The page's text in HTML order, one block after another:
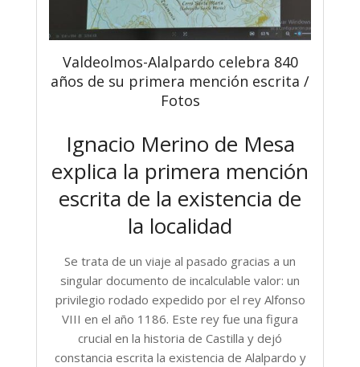
Valdeolmos-Alalpardo celebra 840
años de su primera mención escrita /
Fotos
Ignacio Merino de Mesa
explica la primera mención
escrita de la existencia de
la localidad
Se trata de un viaje al pasado gracias a un
singular documento de incalculable valor: un
privilegio rodado expedido por el rey Alfonso
VIII en el año 1186. Este rey fue una figura
crucial en la historia de Castilla y dejó
constancia escrita la existencia de Alalpardo y